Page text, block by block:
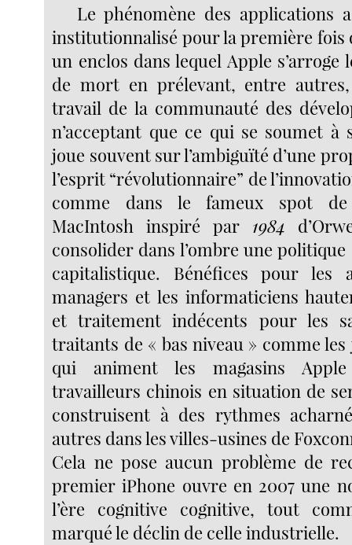
Le phénomène des applications
institutionnalisé pour la première fois
un enclos dans lequel Apple
de mort en prélevant, entre
travail de la communauté des
n’acceptant que ce qui se soumet à
joue souvent sur l’ambiguïté d’une
l’esprit “révolutionnaire” de
comme dans le fameux spot
MacIntosh inspiré par 1984
consolider dans l’ombre une
capitalistique. Bénéfices pour les
managers et les informaticiens
et traitement indécents pour les
traitants de « bas niveau » comme
qui animent les magasins
travailleurs chinois en situation de
construisent à des rythmes
autres dans les villes-usines de
Cela ne pose aucun problème de
premier iPhone ouvre en 2007 une
l’ère cognitive cognitive, tout
marqué le déclin de celle industrielle.